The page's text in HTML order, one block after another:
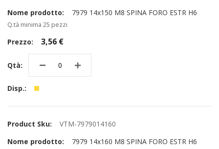
7979 14x150 M8 SPINA FORO ESTR H6
Q.tà minima 25 pezzi
3,56 €
VTM-7979014160
7979 14x160 M8 SPINA FORO ESTR H6